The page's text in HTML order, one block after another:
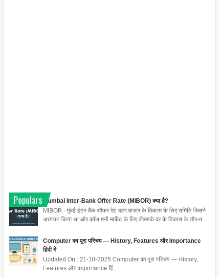
Populars
Mumbai Inter-Bank Offer Rate (MIBOR) क्या है?
MIBOR - मुंबई इंटर-बैंक ऑफर रेट ऋण बाजार के विकास के लिए समिति जिसने
अध्ययन किया था और कॉल मनी मार्केट के लिए बेंचमार्क दर के विकास के तौर-त...
Computer का पूरा परिचय — History, Features और Importance
हिंदी में
Updated On : 21-10-2025 Computer का पूरा परिचय — History,
Features और Importance हिं...